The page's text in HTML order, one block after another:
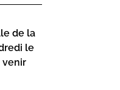
de la
le
venir